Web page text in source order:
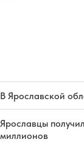
В Ярославской
Ярославцы
миллионов